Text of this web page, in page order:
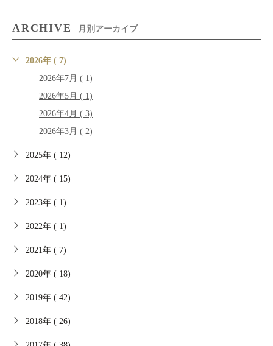
ARCHIVE 月別アーカイブ
2026年 ( 7)
2026年7月 ( 1)
2026年5月 ( 1)
2026年4月 ( 3)
2026年3月 ( 2)
2025年 ( 12)
2024年 ( 15)
2023年 ( 1)
2022年 ( 1)
2021年 ( 7)
2020年 ( 18)
2019年 ( 42)
2018年 ( 26)